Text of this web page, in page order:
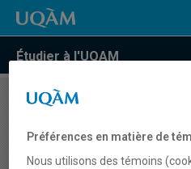
Étudier à l'UQAM
COURS//
gestion (hors
Préférences en matière de
Nous utilisons des témoins